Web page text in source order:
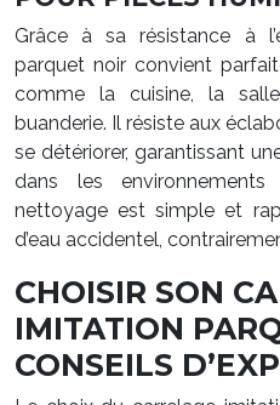
Grâce à sa résistance à
parquet noir convient
comme la cuisine, la
buanderie. Il résiste aux
se détériorer, garantissant
dans les
nettoyage est simple et
d’eau accidentel,
CHOISIR SON
IMITATION
CONSEILS